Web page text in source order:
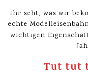
Ihr seht, was wir
echte
wichtigen
Tut tut